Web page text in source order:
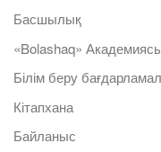
Басшылық
«Bolashaq»
Білім беру
Кітапхана
Байланыс